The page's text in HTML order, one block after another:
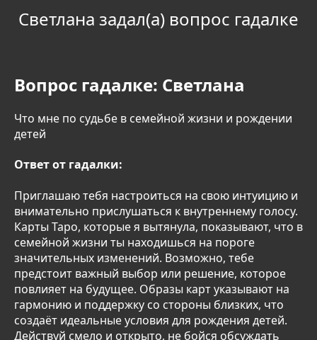
Светлана задал(а) вопрос гадалке
Вопрос гадалке: Светлана
Что мне по судьбе в семейной жизни и рождении
детей
Ответ от гадалки:
Приглашаю тебя настроиться на свою интуицию и
внимательно прислушаться к внутреннему голосу.
Карты Таро, которые я вытянула, показывают, что в
семейной жизни ты находишься на пороге
значительных изменений. Возможно, тебе
предстоит важный выбор или решение, которое
повлияет на будущее. Образы карт указывают на
гармонию и поддержку со стороны близких, что
создаёт идеальные условия для рождения детей.
Действуй смело и открыто, не бойся обсуждать